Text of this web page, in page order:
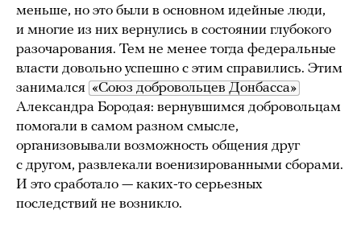
меньше, но это были в основном идейные люди,
и многие из них вернулись в состоянии глубокого
разочарования. Тем не менее тогда федеральные
власти довольно успешно с этим справились. Этим
занимался «Союз добровольцев Донбасса»
Александра Бородая: вернувшимся добровольцам
помогали в самом разном смысле,
организовывали возможность общения друг
с другом, развлекали военизированными сборами.
И это сработало — каких-то серьезных
последствий не возникло.